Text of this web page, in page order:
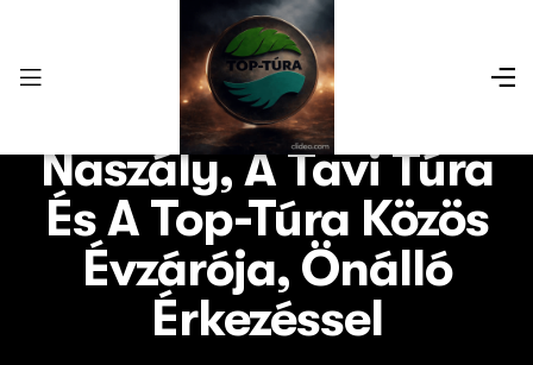
Naszály, A Tavi Túra
És A Top-Túra Közös
Évzárója, Önálló
Érkezéssel